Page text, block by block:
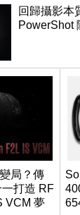
回歸攝影本
PowerShot
局？傳
打造 RF
VCM 夢